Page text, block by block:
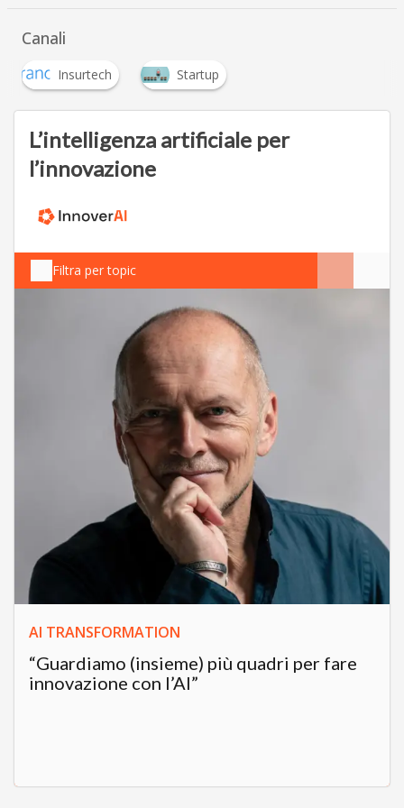
Canali
Insurtech Startup
L’intelligenza artificiale per
l’innovazione
Filtra per topic
AI TRANSFORMATION
“Guardiamo (insieme) più quadri per fare
innovazione con l’AI”